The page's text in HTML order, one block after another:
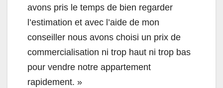
avons pris le temps de bien regarder
l’estimation et avec l’aide de mon
conseiller nous avons choisi un prix de
commercialisation ni trop haut ni trop bas
pour vendre notre appartement
rapidement. »